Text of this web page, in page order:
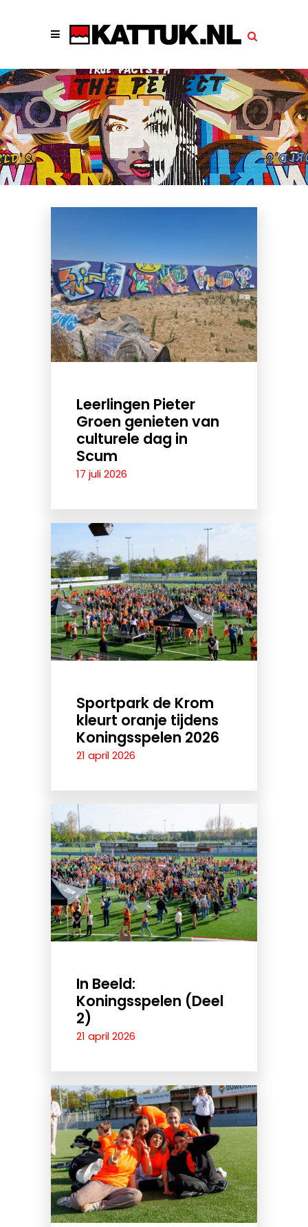
Leerlingen Pieter
Groen genieten van
culturele dag in
Scum
17 juli 2026
Sportpark de Krom
kleurt oranje tijdens
Koningsspelen 2026
21 april 2026
In Beeld:
Koningsspelen (Deel
2)
21 april 2026